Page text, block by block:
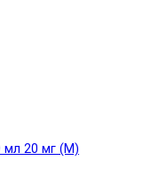
мл 20 мг (М)